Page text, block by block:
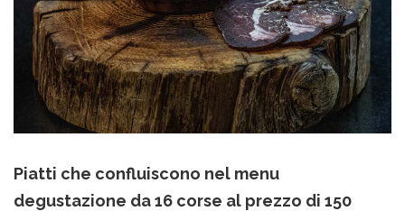
Piatti che confluiscono nel menu
degustazione da 16 corse al prezzo di 150